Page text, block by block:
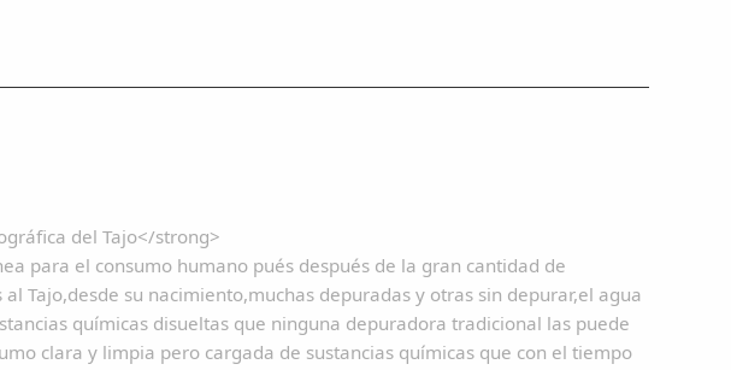
del Tajo</strong>
para el consumo humano pués después de la gran cantidad de
Tajo,desde su nacimiento,muchas depuradas y otras sin depurar,el agua
químicas disueltas que ninguna depuradora tradicional las puede
clara y limpia pero cargada de sustancias químicas que con el tiempo